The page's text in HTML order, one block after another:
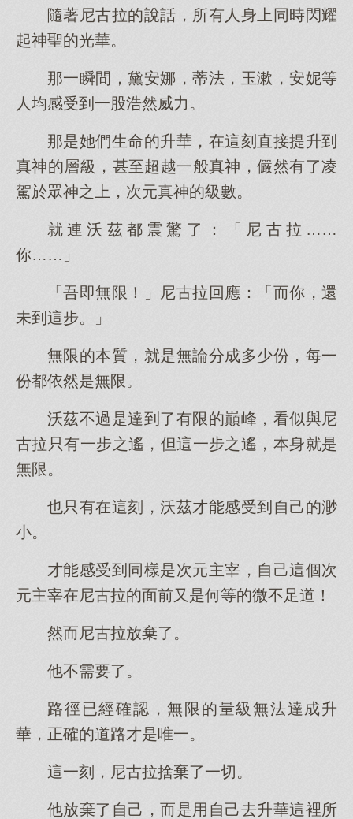
隨著尼古拉的說話，所有人身上同時閃耀
起神聖的光華。
那一瞬間，黛安娜，蒂法，玉漱，安妮等
人均感受到一股浩然威力。
那是她們生命的升華，在這刻直接提升到
真神的層級，甚至超越一般真神，儼然有了凌
駕於眾神之上，次元真神的級數。
就連沃茲都震驚了：「尼古拉……
你……」
「吾即無限！」尼古拉回應：「而你，還
未到這步。」
無限的本質，就是無論分成多少份，每一
份都依然是無限。
沃茲不過是達到了有限的巔峰，看似與尼
古拉只有一步之遙，但這一步之遙，本身就是
無限。
也只有在這刻，沃茲才能感受到自己的渺
小。
才能感受到同樣是次元主宰，自己這個次
元主宰在尼古拉的面前又是何等的微不足道！
然而尼古拉放棄了。
他不需要了。
路徑已經確認，無限的量級無法達成升
華，正確的道路才是唯一。
這一刻，尼古拉捨棄了一切。
他放棄了自己，而是用自己去升華這裡所